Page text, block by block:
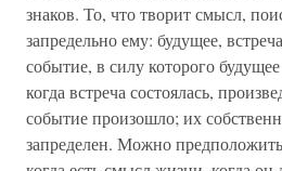
знаков. То, что творит смысл,
запредельно ему: будущее,
событие, в силу которого
когда встреча состоялась,
событие произошло; их
запределен. Можно